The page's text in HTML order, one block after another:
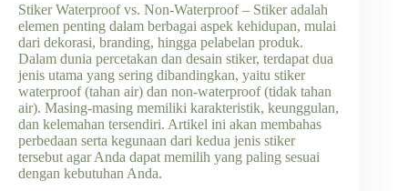
Stiker Waterproof vs. Non-Waterproof – Stiker adalah
elemen penting dalam berbagai aspek kehidupan, mulai
dari dekorasi, branding, hingga pelabelan produk.
Dalam dunia percetakan dan desain stiker, terdapat dua
jenis utama yang sering dibandingkan, yaitu stiker
waterproof (tahan air) dan non-waterproof (tidak tahan
air). Masing-masing memiliki karakteristik, keunggulan,
dan kelemahan tersendiri. Artikel ini akan membahas
perbedaan serta kegunaan dari kedua jenis stiker
tersebut agar Anda dapat memilih yang paling sesuai
dengan kebutuhan Anda.